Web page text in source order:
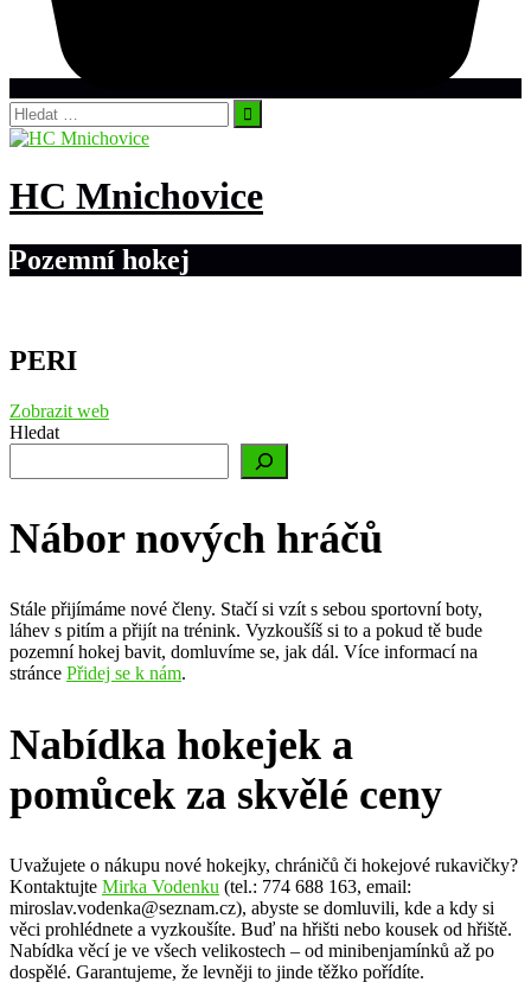
Vyhledávání
HC Mnichovice
Pozemní hokej
PERI
Zobrazit web
Hledat
Nábor nových hráčů
Stále přijímáme nové členy. Stačí si vzít s sebou sportovní boty,
láhev s pitím a přijít na trénink. Vyzkoušíš si to a pokud tě bude
pozemní hokej bavit, domluvíme se, jak dál. Více informací na
stránce Přidej se k nám.
Nabídka hokejek a
pomůcek za skvělé ceny
Uvažujete o nákupu nové hokejky, chráničů či hokejové rukavičky?
Kontaktujte Mirka Vodenku (tel.: 774 688 163, email:
miroslav.vodenka@seznam.cz), abyste se domluvili, kde a kdy si
věci prohlédnete a vyzkoušíte. Buď na hřišti nebo kousek od hřiště.
Nabídka věcí je ve všech velikostech – od minibenjamínků až po
dospělé. Garantujeme, že levněji to jinde těžko pořídíte.